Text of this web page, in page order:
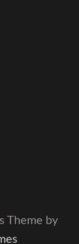
Theme by